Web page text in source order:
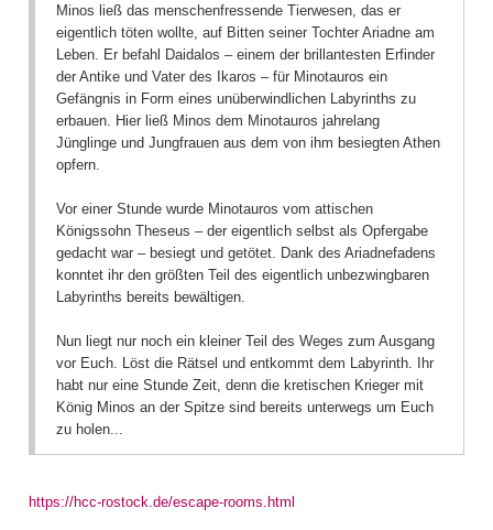
Minos ließ das menschenfressende Tierwesen, das er
eigentlich töten wollte, auf Bitten seiner Tochter Ariadne am
Leben. Er befahl Daidalos – einem der brillantesten Erfinder
der Antike und Vater des Ikaros – für Minotauros ein
Gefängnis in Form eines unüberwindlichen Labyrinths zu
erbauen. Hier ließ Minos dem Minotauros jahrelang
Jünglinge und Jungfrauen aus dem von ihm besiegten Athen
opfern.
Vor einer Stunde wurde Minotauros vom attischen
Königssohn Theseus – der eigentlich selbst als Opfergabe
gedacht war – besiegt und getötet. Dank des Ariadnefadens
konntet ihr den größten Teil des eigentlich unbezwingbaren
Labyrinths bereits bewältigen.
Nun liegt nur noch ein kleiner Teil des Weges zum Ausgang
vor Euch. Löst die Rätsel und entkommt dem Labyrinth. Ihr
habt nur eine Stunde Zeit, denn die kretischen Krieger mit
König Minos an der Spitze sind bereits unterwegs um Euch
zu holen...
https://hcc-rostock.de/escape-rooms.html